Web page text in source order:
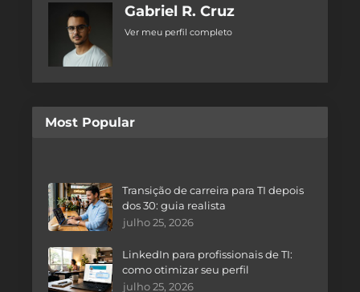
Gabriel R. Cruz
Ver meu perfil completo
Most Popular
Transição de carreira para TI depois
dos 30: guia realista
julho 25, 2026
LinkedIn para profissionais de TI:
como otimizar seu perfil
julho 25, 2026